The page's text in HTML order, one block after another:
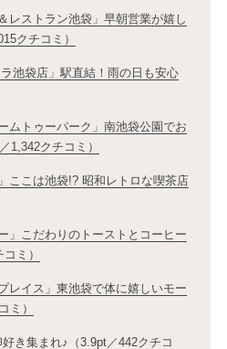
レストラン池袋」早朝営業が嬉し
クチコミ）
池袋店」駅直結！雨の日も安心
ムトゥーパーク」南池袋公園でお
1,342クチコミ）
ここは池袋!? 昭和レトロな喫茶店
」こだわりのトーストとコーヒー
ミ）
レイス」東池袋で体に嬉しいモー
ミ）
好き集まれ♪（3.9pt／442クチコ